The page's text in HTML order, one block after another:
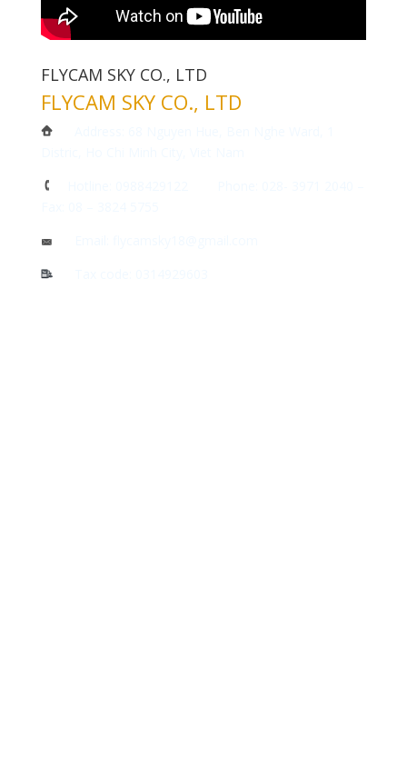
FLYCAM SKY CO., LTD
FLYCAM SKY CO., LTD
Address: 68 Nguyen Hue, Ben Nghe Ward, 1
Tax code: 0314929603